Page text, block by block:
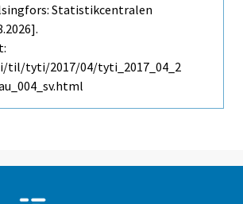
Statistikcentralen
tyti/2017/04/tyti_2017_04_2